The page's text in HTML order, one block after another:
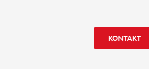
KONTAKT